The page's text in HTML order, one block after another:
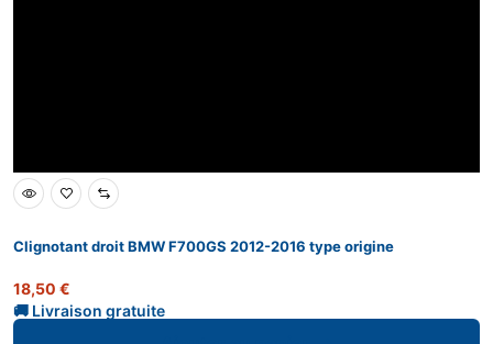
Clignotant droit BMW F700GS 2012-2016 type origine
18,50 €